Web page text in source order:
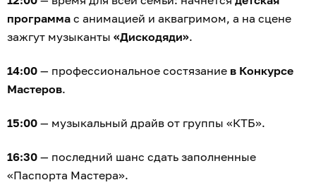
программа с анимацией и аквагримом, а на сцене
зажгут музыканты «Дискодяди».
14:00 — профессиональное состязание в Конкурсе
Мастеров.
15:00 — музыкальный драйв от группы «КТБ».
16:30 — последний шанс сдать заполненные
«Паспорта Мастера».